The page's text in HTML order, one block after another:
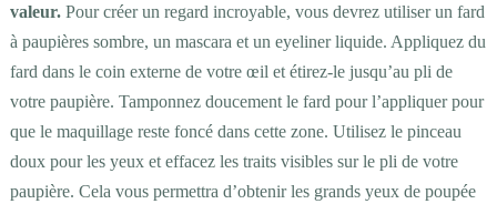
valeur.Pour créer un regard incroyable, vous devrez utiliser un fard
à paupières sombre, un mascara et un eyeliner liquide. Appliquez du
fard dans le coin externe de votre œil et étirez-le jusqu’au pli de
votre paupière. Tamponnez doucement le fard pour l’appliquer pour
que le maquillage reste foncé dans cette zone. Utilisez le pinceau
doux pour les yeux et effacez les traits visibles sur le pli de votre
paupière. Cela vous permettra d’obtenir les grands yeux de poupée